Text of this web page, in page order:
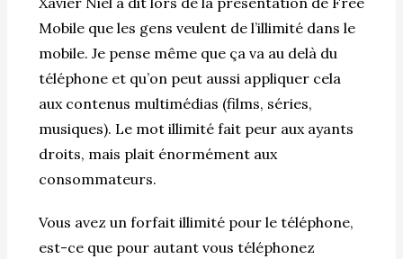
Mobile que les gens veulent de l’illimité dans le
mobile. Je pense même que ça va au delà du
téléphone et qu’on peut aussi appliquer cela
aux contenus multimédias (films, séries,
musiques). Le mot illimité fait peur aux ayants
droits, mais plait énormément aux
consommateurs.
Vous avez un forfait illimité pour le téléphone,
est-ce que pour autant vous téléphonez